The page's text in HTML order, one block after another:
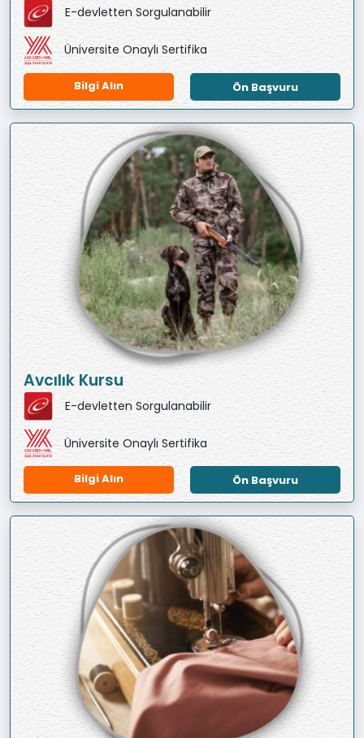
E-devletten Sorgulanabilir
Üniversite Onaylı Sertifika
Bilgi Alın Ön Başvuru
Avcılık Kursu
E-devletten Sorgulanabilir
Üniversite Onaylı Sertifika
Bilgi Alın Ön Başvuru